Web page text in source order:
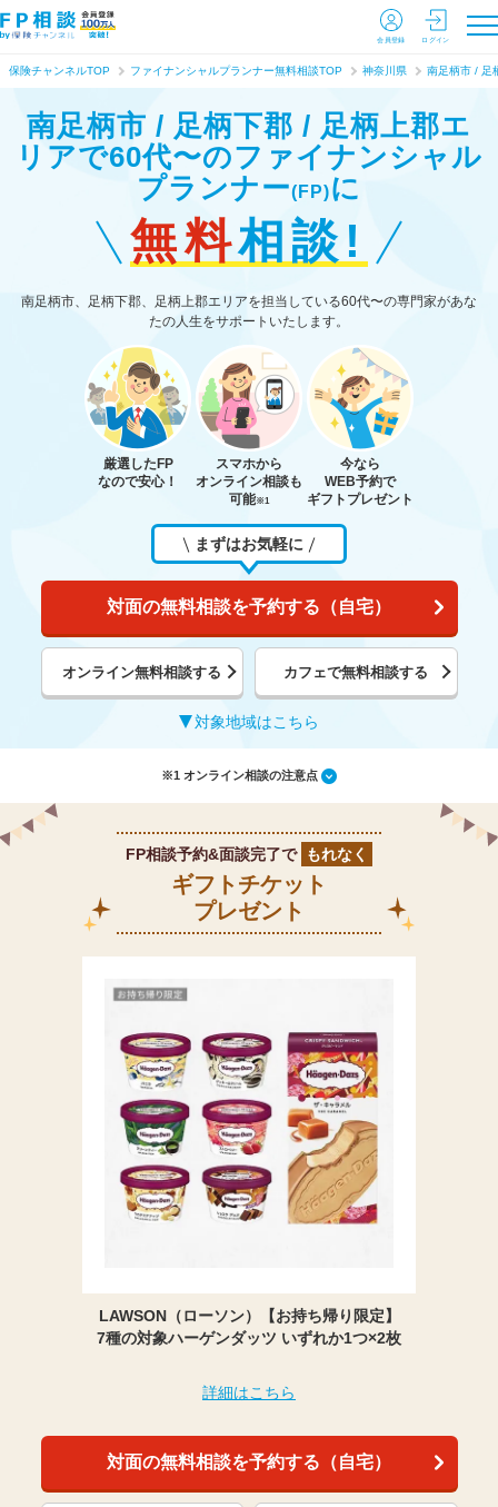
会員登録 ログイン
保険チャンネルTOP ファイナンシャルプランナー無料相談TOP 神奈川県 南足柄市 / 足
南足柄市 / 足柄下郡 / 足柄上郡エ
リアで60代〜のファイナンシャル
プランナー(FP)に
無料相談!
南足柄市、足柄下郡、足柄上郡エリアを担当している60代〜の専門家があな
たの人生をサポートいたします。
厳選したFP
なので安心！
スマホから
オンライン相談も
可能※1
今なら
WEB予約で
ギフトプレゼント
まずはお気軽に
対面の無料相談を予約する（自宅）
オンライン無料相談する カフェで無料相談する
対象地域はこちら
※1 オンライン相談の注意点
FP相談予約&面談完了で もれなく
ギフトチケット
プレゼント
LAWSON（ローソン）【お持ち帰り限定】
7種の対象ハーゲンダッツ いずれか1つ×2枚
詳細はこちら
対面の無料相談を予約する（自宅）